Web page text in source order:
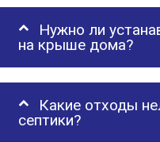
Нужно ли
на крыше дома?
Какие отходы
септики?